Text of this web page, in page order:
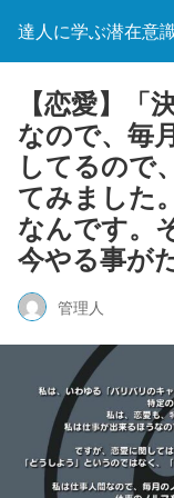
達人に学ぶ潜在意
【恋愛】「
なので、毎
してるので
てみました
なんです。
今やる事が
管理人